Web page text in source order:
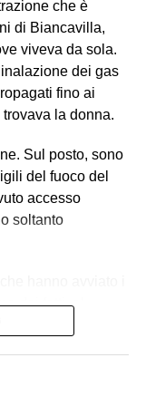
gli
sul campo,
ritmi e
Erano
(privo di luce e
le somme
tali condizioni,
di
e abitativa.
che è
di Biancavilla,
viveva da sola.
dei gas
fino ai
la donna.
Sul posto, sono
del fuoco del
accesso
soltanto
dei fatti, al
il motore